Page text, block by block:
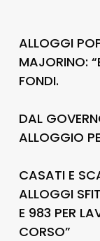
ALLOGGI
MAJORINO:
FONDI.
DAL
ALLOGGIO
CASATI E
ALLOGGI
E 983 PER
CORSO”